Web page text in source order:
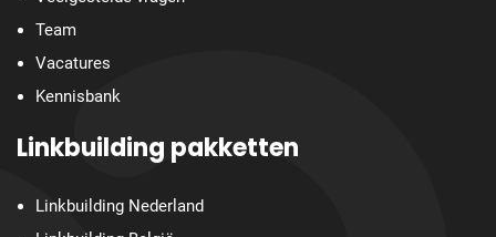
Team
Vacatures
Kennisbank
Linkbuilding pakketten
Linkbuilding Nederland